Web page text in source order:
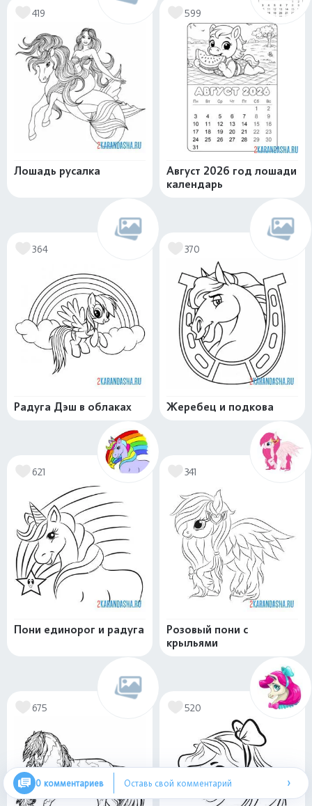
419
Лошадь русалка
599
Август 2026 год лошади
календарь
364
Радуга Дэш в облаках
370
Жеребец и подкова
621
Пони единорог и радуга
341
Розовый пони с
крыльями
675 520
0 комментариев Оставь свой комментарий ›